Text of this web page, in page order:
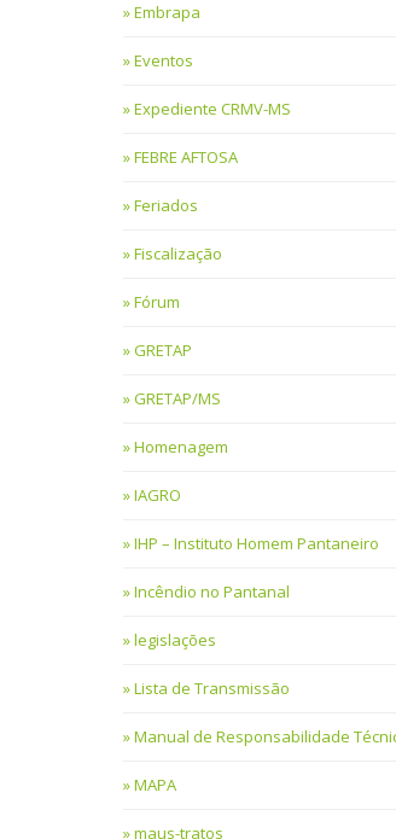
Embrapa
Eventos
Expediente CRMV-MS
FEBRE AFTOSA
Feriados
Fiscalização
Fórum
GRETAP
GRETAP/MS
Homenagem
IAGRO
IHP – Instituto Homem Pantaneiro
Incêndio no Pantanal
legislações
Lista de Transmissão
Manual de Responsabilidade
MAPA
maus-tratos